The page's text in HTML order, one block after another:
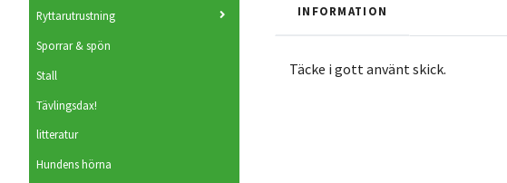
Ryttarutrustning
Sporrar & spön
Stall
Tävlingsdax!
litteratur
Hundens hörna
INFORMATION
Täcke i gott använt skick.